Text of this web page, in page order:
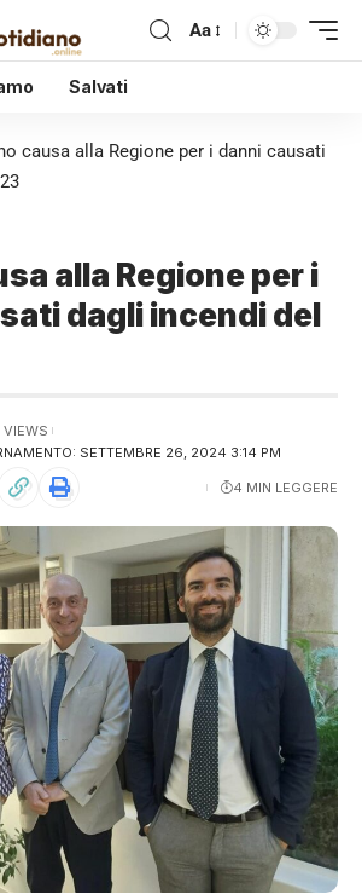
Aa
Salvati
causa alla Regione per i danni causati
alla Regione per i
dagli incendi del
SETTEMBRE 26, 2024 3:14 PM
VIEWS
4 MIN LEGGERE